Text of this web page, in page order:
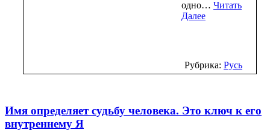
одно… Читать
Далее
Рубрика: Русь
Имя определяет судьбу человека. Это ключ к его
внутреннему Я